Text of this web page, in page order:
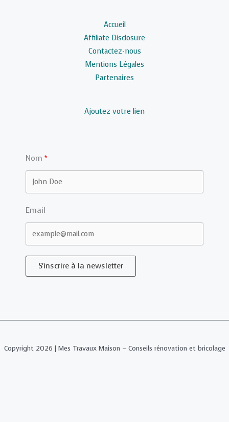
Accueil
Affiliate Disclosure
Contactez-nous
Mentions Légales
Partenaires
Ajoutez votre lien
Nom
Email
S'inscrire à la newsletter
Copyright 2026 | Mes Travaux Maison – Conseils rénovation et bricolage